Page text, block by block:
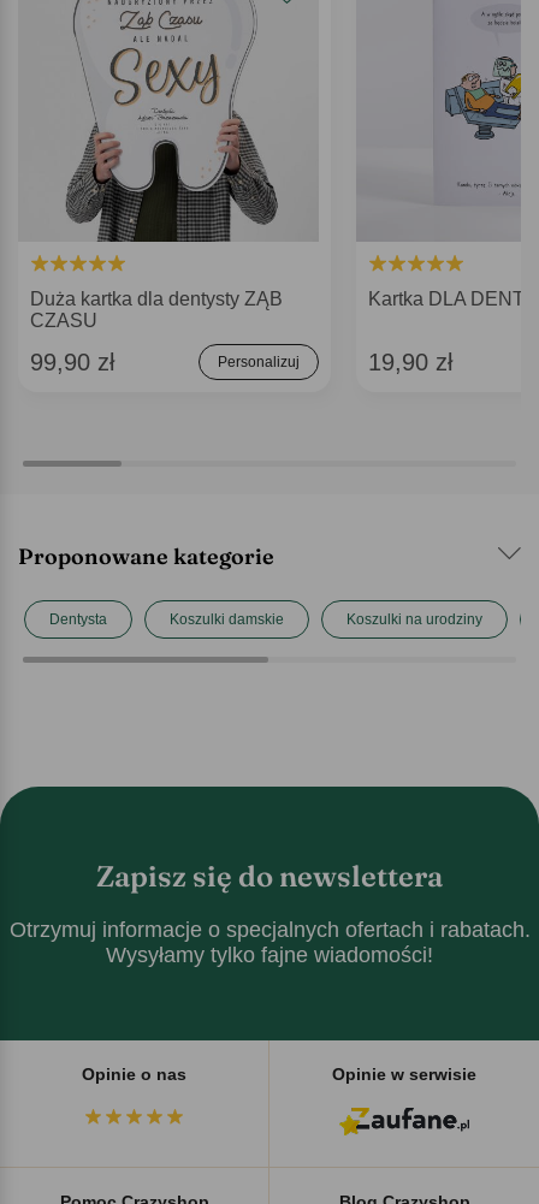
Duża kartka dla dentysty ZĄB
CZASU
99,90 zł Personalizuj
Kartka DLA
19,90 zł
Proponowane kategorie
Dentysta Koszulki damskie Koszulki na urodziny
Zapisz się do newslettera
Otrzymuj informacje o specjalnych ofertach i rabatach.
Wysyłamy tylko fajne wiadomości!
Opinie o nas Opinie w serwisie